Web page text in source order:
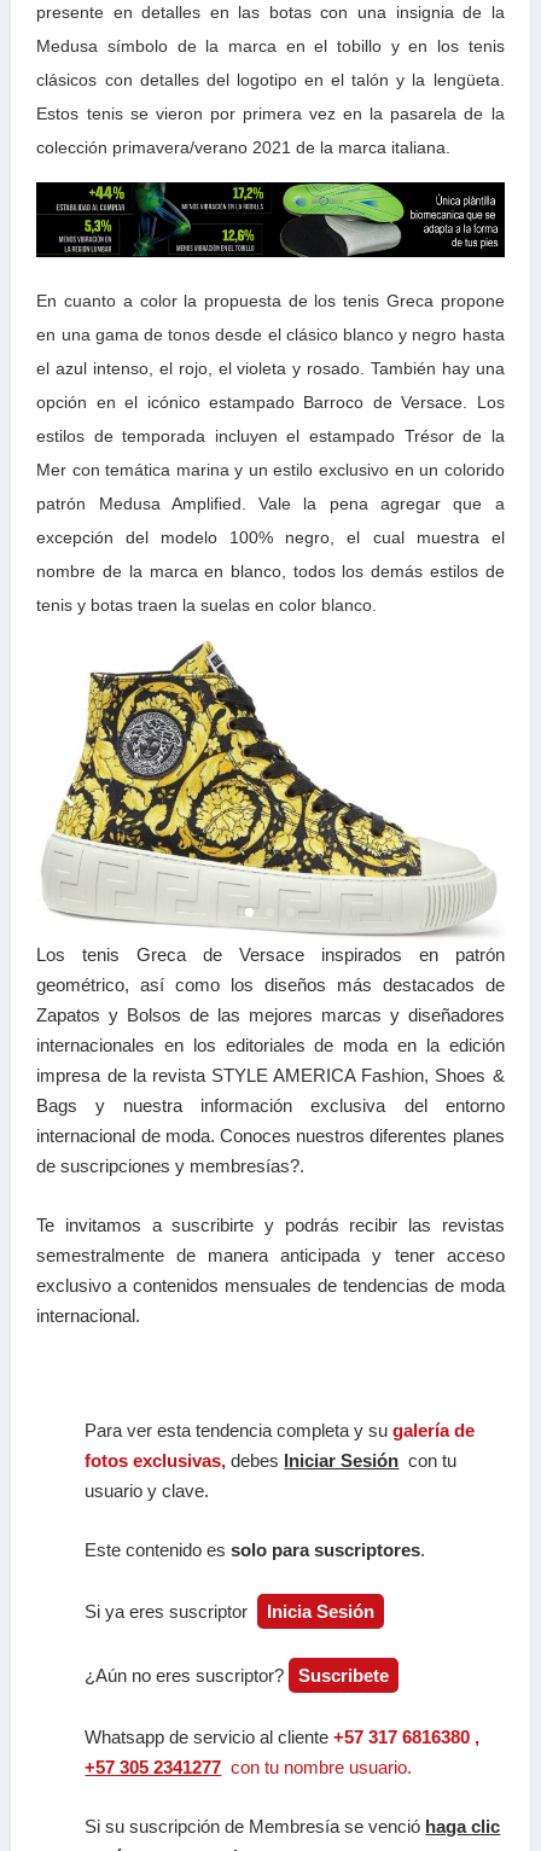
presente en detalles en las botas con una insignia de la
Medusa símbolo de la marca en el tobillo y en los tenis
clásicos con detalles del logotipo en el talón y la lengüeta.
Estos tenis se vieron por primera vez en la pasarela de la
colección primavera/verano 2021 de la marca italiana.
En cuanto a color la propuesta de los tenis Greca propone
en una gama de tonos desde el clásico blanco y negro hasta
el azul intenso, el rojo, el violeta y rosado. También hay una
opción en el icónico estampado Barroco de Versace. Los
estilos de temporada incluyen el estampado Trésor de la
Mer con temática marina y un estilo exclusivo en un colorido
patrón Medusa Amplified. Vale la pena agregar que a
excepción del modelo 100% negro, el cual muestra el
nombre de la marca en blanco, todos los demás estilos de
tenis y botas traen la suelas en color blanco.
Los tenis Greca de Versace inspirados en patrón
geométrico, así como los diseños más destacados de
Zapatos y Bolsos de las mejores marcas y diseñadores
internacionales en los editoriales de moda en la edición
impresa de la revista STYLE AMERICA Fashion, Shoes &
Bags y nuestra información exclusiva del entorno
internacional de moda. Conoces nuestros diferentes planes
de suscripciones y membresías?.
Te invitamos a suscribirte y podrás recibir las revistas
semestralmente de manera anticipada y tener acceso
exclusivo a contenidos mensuales de tendencias de moda
internacional.
Para ver esta tendencia completa y su galería de
fotos exclusivas,debes Iniciar Sesión con tu
usuario y clave.
Este contenido essolo para suscriptores.
Si ya eres suscriptor Inicia Sesión
¿Aún no eres suscriptor? Suscribete
Whatsapp de servicio al cliente+57 317 6816380 ,
+57 305 2341277 con tu nombre usuario.
Si su suscripción de Membresía se venció haga clic